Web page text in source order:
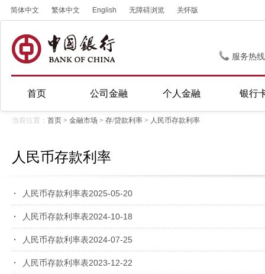
简体中文 繁体中文 English 无障碍浏览 关怀版
服务热
首页 公司金融 个人金融 银行
当前位置： 首页 > 金融市场 > 存/贷款利率 > 人民币存款利率
人民币存款利率
人民币存款利率表2025-05-20
人民币存款利率表2024-10-18
人民币存款利率表2024-07-25
人民币存款利率表2023-12-22